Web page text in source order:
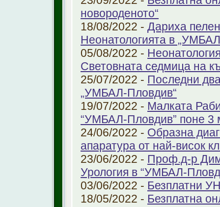
новороденото“
18/08/2022 - Дариха
Неонатологията в
05/08/2022 -
Световната седмица на
25/07/2022 - Последни
„УМБАЛ-Пловдив“
19/07/2022 - Малката
“УМБАЛ-Пловдив” поне 3
24/06/2022 - Образна
апаратура от най-висок
23/06/2022 - Проф.д-р
Урология в “УМБАЛ-
03/06/2022 - Безплатни
18/05/2022 - Безплатна